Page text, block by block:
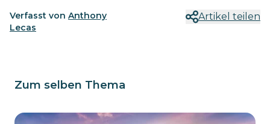
Verfasst von Anthony
Lecas
Artikel teilen
Zum selben Thema